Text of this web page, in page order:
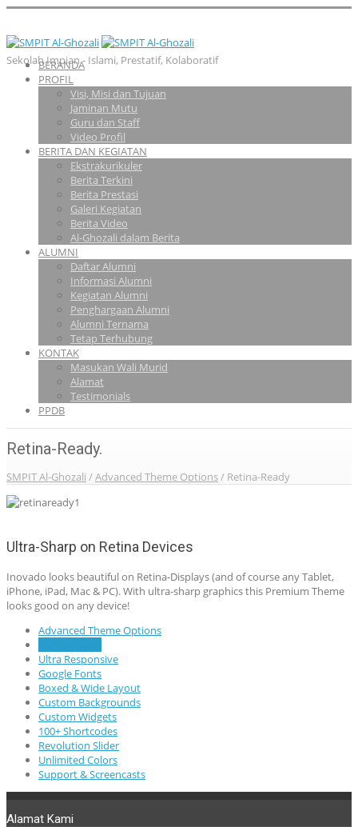
Sekolah Impian - Islami, Prestatif, Kolaboratif
BERANDA
PROFIL
Visi, Misi dan Tujuan
Jaminan Mutu
Guru dan Staff
Video Profil
BERITA DAN KEGIATAN
Ekstrakurikuler
Berita Terkini
Berita Prestasi
Galeri Kegiatan
Berita Video
Al-Ghozali dalam Berita
ALUMNI
Daftar Alumni
Informasi Alumni
Kegiatan Alumni
Penghargaan Alumni
Alumni Ternama
Tetap Terhubung
KONTAK
Masukan Wali Murid
Alamat
Testimonials
PPDB
Retina-Ready.
SMPIT Al-Ghozali /Advanced Theme Options/ Retina-Ready
Ultra-Sharp on Retina Devices
Inovado looks beautiful on Retina-Displays (and of course any Tablet,
iPhone, iPad, Mac & PC). With ultra-sharp graphics this Premium Theme
looks good on any device!
Advanced Theme Options
Ultra Responsive
Google Fonts
Boxed & Wide Layout
Custom Backgrounds
Custom Widgets
100+ Shortcodes
Revolution Slider
Unlimited Colors
Support & Screencasts
Alamat Kami